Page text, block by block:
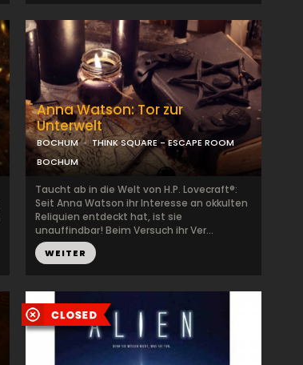
Anna Watson: Tor zur
Unterwelt
BOCHUM
THINK SQUARE - ESCAPE ROOM
BOCHUM
Taucht ab in die Welt von H.P. Lovecraft®:
Seit Anna Watson ihr Interesse an okkulten
Reliquien entdeckt hat, ist sie
unauffindbar! Beim Versuch ihr Ver...
WEITER